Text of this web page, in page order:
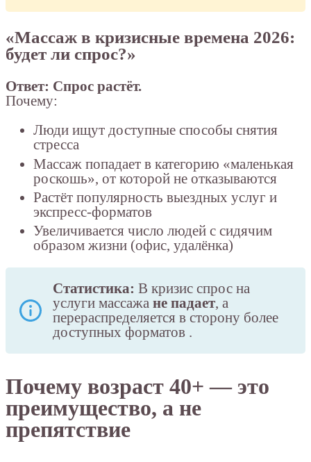
«Массаж в кризисные времена 2026:
будет ли спрос?»
Ответ: Спрос растёт.
Почему:
Люди ищут доступные способы снятия
стресса
Массаж попадает в категорию «маленькая
роскошь», от которой не отказываются
Растёт популярность выездных услуг и
экспресс-форматов
Увеличивается число людей с сидячим
образом жизни (офис, удалёнка)
Статистика: В кризис спрос на
услуги массажа не падает, а
перераспределяется в сторону более
доступных форматов .
Почему возраст 40+ — это
преимущество, а не
препятствие